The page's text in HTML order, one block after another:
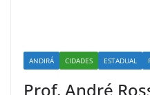
ANDIRÁ CIDADES ESTADUAL
Prof. André